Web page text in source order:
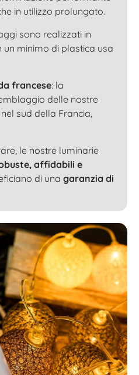
in utilizzo prolungato.
sono realizzati in
un minimo di plastica usa
francese: la
delle nostre
sud della Francia,
le nostre luminarie
affidabili e
di una garanzia di